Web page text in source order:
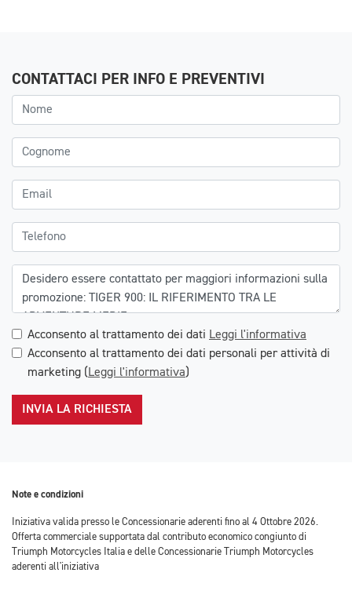
CONTATTACI PER INFO E PREVENTIVI
Acconsento al trattamento dei dati Leggi l'informativa
Acconsento al trattamento dei dati personali per attività di
marketing (Leggi l'informativa)
INVIA LA RICHIESTA
Note e condizioni
Iniziativa valida presso le Concessionarie aderenti fino al 4 Ottobre 2026.
Offerta commerciale supportata dal contributo economico congiunto di
Triumph Motorcycles Italia e delle Concessionarie Triumph Motorcycles
aderenti all'iniziativa